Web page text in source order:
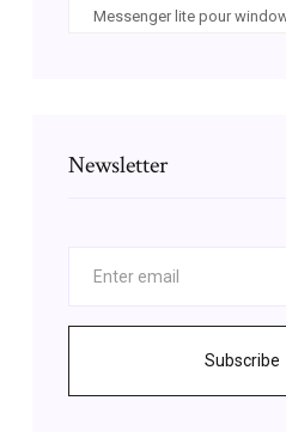
Messenger lite pour
Newsletter
Subscribe